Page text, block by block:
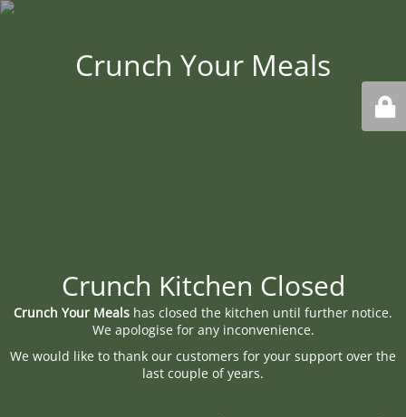
Crunch Your Meals
Crunch Kitchen Closed
Crunch Your Meals has closed the kitchen until further notice.
We apologise for any inconvenience.
We would like to thank our customers for your support over the
last couple of years.